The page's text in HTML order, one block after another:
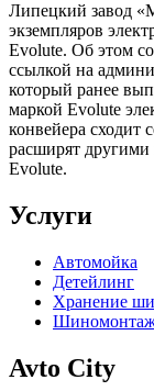
Липецкий завод
экземпляров
Evolute. Об этом
ссылкой на
который ранее
маркой Evolute
конвейера сходит
расширят
Evolute.
Услуги
Автомойка
Детейлинг
Хранение
Avto City